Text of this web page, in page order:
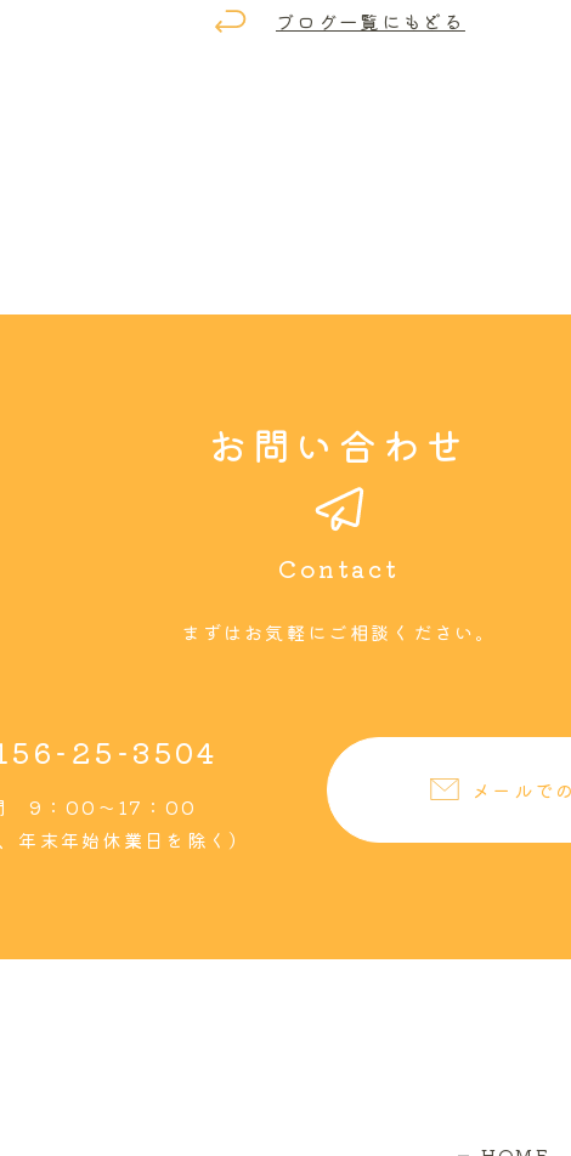
ブログ一覧にもどる
お問い合わせ
まずはお気軽にご相談ください。
25-3504
9：00～17：00
年末年始休業日を除く）
メールで